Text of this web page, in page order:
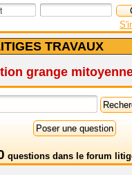
TRAVAUX
grange
questions dans le forum